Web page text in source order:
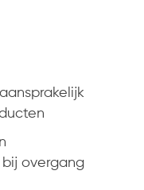
overgang